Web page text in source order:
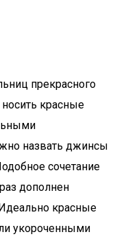
прекрасного
красные
назвать джинсы
сочетание
дополнен
красные
укороченными